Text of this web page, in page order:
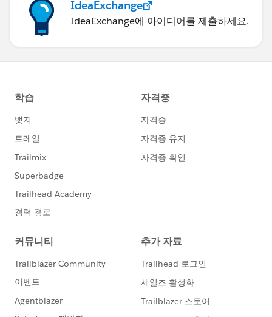
IdeaExchange
IdeaExchange에 아이디어를 제출하세요.